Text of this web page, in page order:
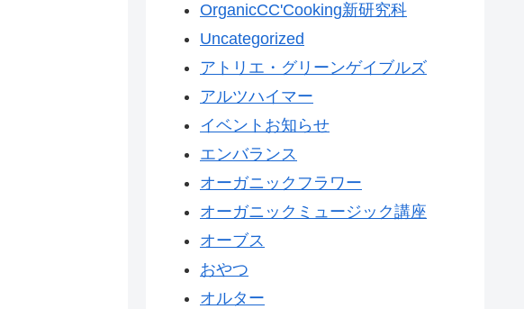
OrganicCC'Cooking新研究科
Uncategorized
アトリエ・グリーンゲイブルズ
アルツハイマー
イベントお知らせ
エンバランス
オーガニックフラワー
オーガニックミュージック講座
オーブス
おやつ
オルター